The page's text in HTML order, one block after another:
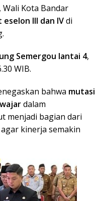
Kota Bandar
III dan IVdi
Semergou lantai 4,
WIB.
bahwa mutasi
dalam
menjadi bagian dari
kinerja semakin